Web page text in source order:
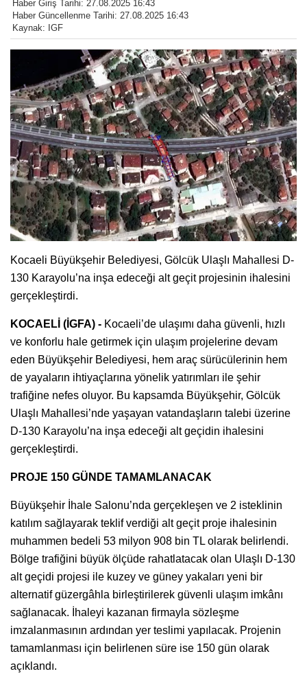
Haber Giriş Tarihi: 27.08.2025 16:43
Haber Güncellenme Tarihi: 27.08.2025 16:43
Kaynak: IGF
Kocaeli Büyükşehir Belediyesi, Gölcük Ulaşlı Mahallesi D-
130 Karayolu’na inşa edeceği alt geçit projesinin ihalesini
gerçekleştirdi.
KOCAELİ (İGFA) - Kocaeli’de ulaşımı daha güvenli, hızlı
ve konforlu hale getirmek için ulaşım projelerine devam
eden Büyükşehir Belediyesi, hem araç sürücülerinin hem
de yayaların ihtiyaçlarına yönelik yatırımları ile şehir
trafiğine nefes oluyor. Bu kapsamda Büyükşehir, Gölcük
Ulaşlı Mahallesi’nde yaşayan vatandaşların talebi üzerine
D-130 Karayolu’na inşa edeceği alt geçidin ihalesini
gerçekleştirdi.
PROJE 150 GÜNDE TAMAMLANACAK
Büyükşehir İhale Salonu’nda gerçekleşen ve 2 isteklinin
katılım sağlayarak teklif verdiği alt geçit proje ihalesinin
muhammen bedeli 53 milyon 908 bin TL olarak belirlendi.
Bölge trafiğini büyük ölçüde rahatlatacak olan Ulaşlı D-130
alt geçidi projesi ile kuzey ve güney yakaları yeni bir
alternatif güzergâhla birleştirilerek güvenli ulaşım imkânı
sağlanacak. İhaleyi kazanan firmayla sözleşme
imzalanmasının ardından yer teslimi yapılacak. Projenin
tamamlanması için belirlenen süre ise 150 gün olarak
açıklandı.